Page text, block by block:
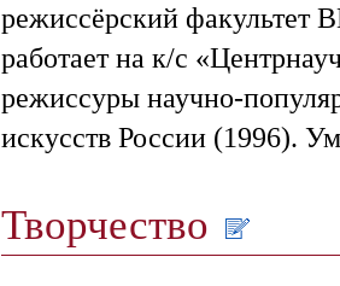
режиссёрский факультет
работает на к/с
режиссуры научно-
искусств России (1996).
Творчество